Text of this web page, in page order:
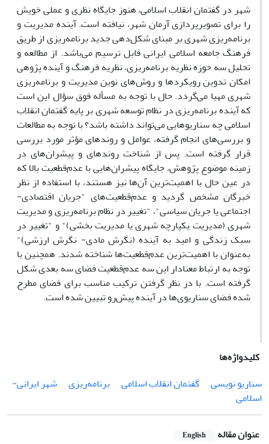
شهر در گفتمان انقلاب اسلامی، هنوز جایگاه نظری و عملی خویش
را برای تصویرپردازی آرمان شهر، نیافته است. آینده مدیریت و
برنامه‌ریزی شهری بر مبنای شکل‌دهی جدید برنامه‌ریزی از طریق
فرهنگ جامعه اسلامی ایرانی قابل ترسیم می‌باشد. از مطالعه و
تحلیل سه حوزه نظریه برنامه‌ریزی، نظریه فرهنگ و آینده پژوهی
امکان تدوین رویکردها و روش‌های نوین مدیریت و برنامه‌ریزی
شهری مهیا می‌گردد. حال با توجه به مسأله فوق سؤال این است
که آینده برنامه‌ریزی در نظام توسعه شهری بر پایه گفتمان انقلاب
اسلامی چه سناریوهایی می‌تواند داشته باشد؟ با توجه به مطالعات
و بررسی‌های انجام گرفته، عوامل و روندهای مؤثر مورد بررسی
قرار گرفته است. پس از شناخت روندهای و پیشران‌های در
زمینه موضوع پژوهش، جایگاه پیشران‌هایی با عدم‌قطعیت بالا که
در عین حال با اهمیت‌ترین آن‌ها نیز هستند، با استفاده از نظر
خبرگان مشخص گردید و عدم‌قطعیت‌های "جریان اقتصادی-
اجتماعی یا جریان سیاسی"، "تغییر در نظام برنامه‌ریزی و مدیریت
شهری (مدیریت یکپارچه شهری یا مدیریت بخشی)" و "تغییر در
سبک زندگی و امید به آینده (نگرش مادی- نگرش ارزشی)"
به‌عنوان با اهمیت‌ترین عدم‌قطعیت‌ها شناخته شدند. همچنین با
توجه به ارتباط معنادار این سه عدم‌قطعیت فضای سه بعدی شکل
گرفته است. با در نظر گرفتن ترکیب مناسب برای فضای مطرح
شده فضای سناریوی‌ها در آینده پیش‌رو تبیین شده است.
کلیدواژه‌ها
سناریو نویسی
گفتمان انقلاب اسلامی برنامه‌ریزی
شهر ایرانی-
اسلامی
عنوان مقاله English